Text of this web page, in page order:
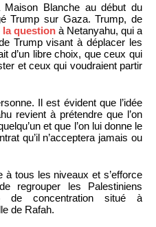
Blanche au début du
Trump sur Gaza. Trump, de
la question à Netanyahu, qui a
Trump visant à déplacer les
d’un libre choix, que ceux qui
et ceux qui voudraient partir
Il est évident que l’idée
revient à prétendre que l’on
et que l’on lui donne le
qu’il n’acceptera jamais ou
à tous les niveaux et s’efforce
regrouper les Palestiniens
de concentration situé à
de Rafah.